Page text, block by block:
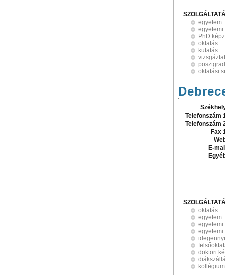
egyetem
egyetemi
PhD
oktatás
kutatás
oktatási
Telefonszám
Telefonszám
Fax
E-
oktatás
egyetem
egyetemi
egyetemi
doktori
kollégium